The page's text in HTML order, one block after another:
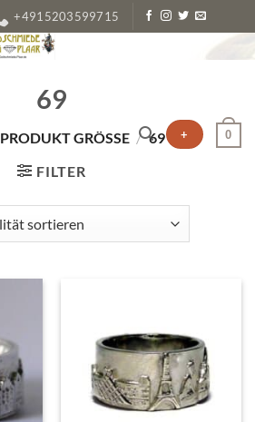
+4915203599715
+ 0
69
PRODUKT GRÖSSE / 69
FILTER